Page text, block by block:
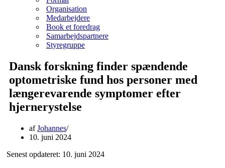
Organisation
Medarbejdere
Book et foredrag
Samarbejdspartnere
Styregruppe
Dansk forskning finder spændende
optometriske fund hos personer med
længerevarende symptomer efter
hjernerystelse
afJohannes
10. juni 2024
Senest opdateret: 10. juni 2024